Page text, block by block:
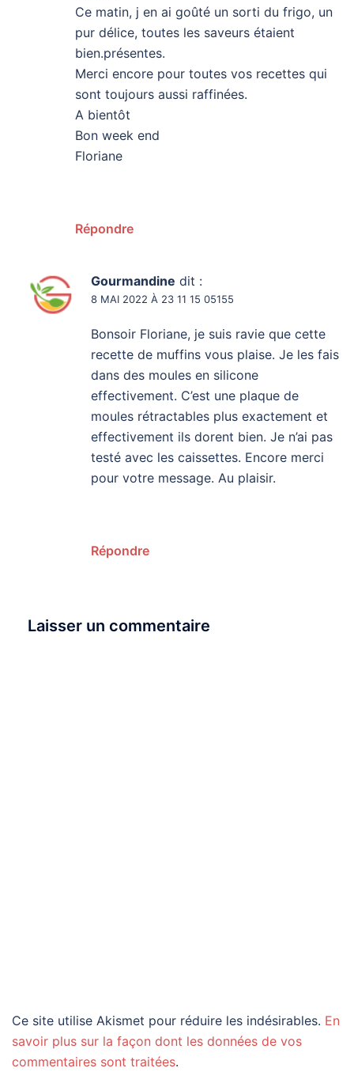
Ce matin, j en ai goûté un sorti du frigo, un
pur délice, toutes les saveurs étaient
bien.présentes.
Merci encore pour toutes vos recettes qui
sont toujours aussi raffinées.
A bientôt
Bon week end
Floriane
Répondre
Gourmandine dit :
8 MAI 2022 À 23 11 15 05155
Bonsoir Floriane, je suis ravie que cette
recette de muffins vous plaise. Je les fais
dans des moules en silicone
effectivement. C’est une plaque de
moules rétractables plus exactement et
effectivement ils dorent bien. Je n’ai pas
testé avec les caissettes. Encore merci
pour votre message. Au plaisir.
Répondre
Laisser un commentaire
Ce site utilise Akismet pour réduire les indésirables. En
savoir plus sur la façon dont les données de vos
commentaires sont traitées.